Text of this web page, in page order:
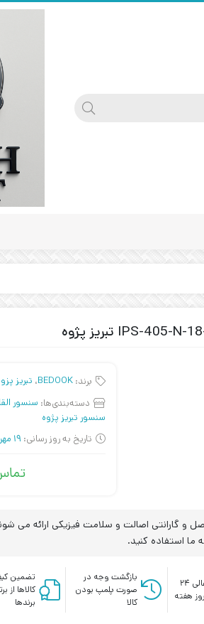
برند: BEDOOK، تبریز
دسته‌بندی‌ها: سنسور
سنسور تبریز پژوه
تاریخ به روز رسانی: 19 مهر 1404
و گارانتی اصالت و سلامت فیزیکی ارائه می
استفاده کنید.
پشتیبانی عالی ۲۴
بازگشت وجه در
صورت پلمپ بودن
کالا
تضمین
کالاها از
برندها